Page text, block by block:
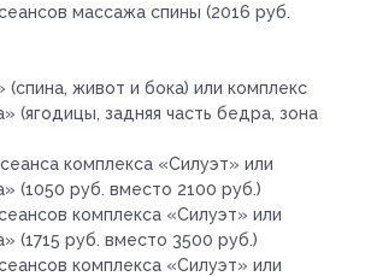
массажа спины (2016 руб.
(спина, живот и бока) или комплекс
(ягодицы, задняя часть бедра, зона
комплекса «Силуэт» или
(1050 руб. вместо 2100 руб.)
комплекса «Силуэт» или
(1715 руб. вместо 3500 руб.)
комплекса «Силуэт» или